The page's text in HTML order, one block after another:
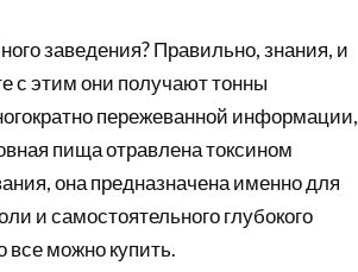
заведения? Правильно, знания, и
с этим они получают тонны
пережеванной информации,
пища отравлена токсином
она предназначена именно для
и самостоятельного глубокого
можно купить.